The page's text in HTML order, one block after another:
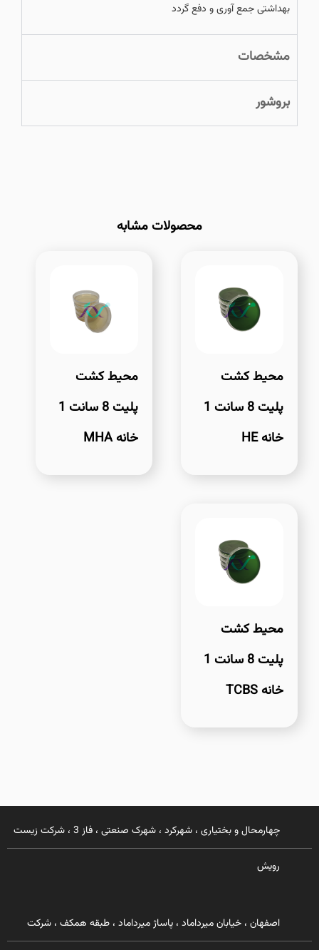
بهداشتی جمع آوری و دفع گردد
مشخصات
بروشور
محصولات مشابه
محیط کشت
پلیت 8 سانت 1
خانه HE
محیط کشت
پلیت 8 سانت 1
خانه MHA
محیط کشت
پلیت 8 سانت 1
خانه TCBS
چهارمحال و بختیاری ، شهرکرد ، شهرک صنعتی ، فاز 3 ، شرکت زیست
رویش
اصفهان ، خیابان میرداماد ، پاساژ میرداماد ، طبقه همکف ، شرکت